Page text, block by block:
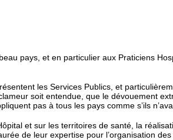
pays, et en particulier aux Praticiens
les Services Publics, et
soit entendue, que le dévouement
pas à tous les pays comme s’ils
et sur les territoires de santé, la
de leur expertise pour l’organisation